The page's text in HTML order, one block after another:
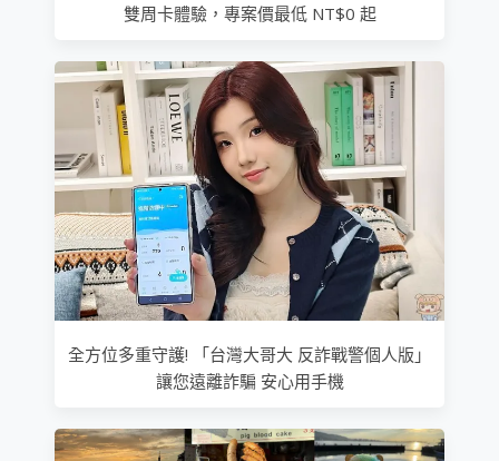
雙周卡體驗，專案價最低 NT$0 起
全方位多重守護! 「台灣大哥大 反詐戰警個人版」
讓您遠離詐騙 安心用手機